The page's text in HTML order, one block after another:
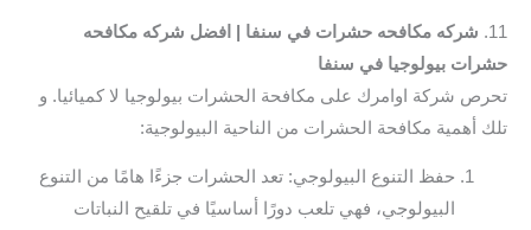
11.
شركه مكافحه حشرات في سنفا | افضل شركه مكافحه
حشرات بيولوجيا في سنفا
تحرص شركة اوامرك على مكافحة الحشرات بيولوجيا لا كميائيا. و
تلك أهمية مكافحة الحشرات من الناحية البيولوجية:
حفظ التنوع البيولوجي: تعد الحشرات جزءًا هامًا من التنوع
البيولوجي، فهي تلعب دورًا أساسيًا في تلقيح النباتات